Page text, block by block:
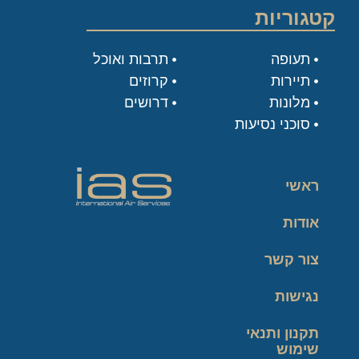
קטגוריות
תעופה
תיירות
מלונות
סוכני נסיעות
תרבות ואוכל
קרוזים
דרושים
ראשי
אודות
צור קשר
נגישות
תקנון ותנאי
שימוש